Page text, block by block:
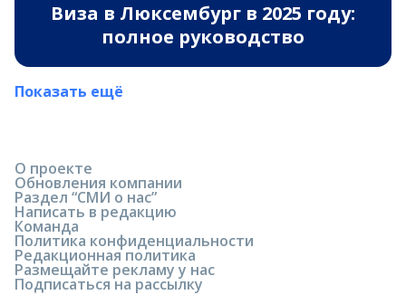
Виза в Люксембург в 2025 году:
полное руководство
Показать ещё
О проекте
Обновления компании
Раздел “СМИ о нас”
Написать в редакцию
Команда
Политика конфиденциальности
Редакционная политика
Размещайте рекламу у нас
Подписаться на рассылку